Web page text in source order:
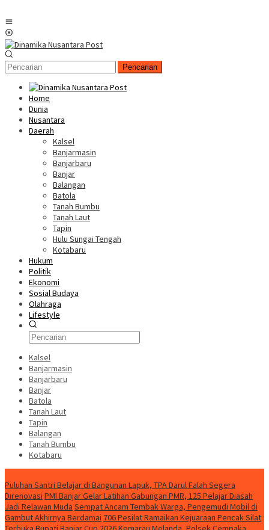
Pencarian
Home
Dunia
Nusantara
Daerah
Kalsel
Banjarmasin
Banjarbaru
Banjar
Balangan
Batola
Tanah Bumbu
Tanah Laut
Tapin
Hulu Sungai Tengah
Kotabaru
Hukum
Politik
Ekonomi
Sosial Budaya
Olahraga
Lifestyle
Kalsel
Banjarmasin
Banjarbaru
Banjar
Batola
Tanah Laut
Tapin
Balangan
Tanah Bumbu
Kotabaru
Puluhan Santri Belajar di Bangunan Lapuk, TPA Darul Falah Segera
Direnovasi PMI Banjar Gelar Latihan Gabungan PMR, 125 Pelajar Diasah
Jadi Relawan Muda Sempat Ancam Tembak Warga, Pengemudi Mobil di
Gambut Akhirnya Berdamai 706 Pesilat Ramaikan Kejuaraan Pencak Silat